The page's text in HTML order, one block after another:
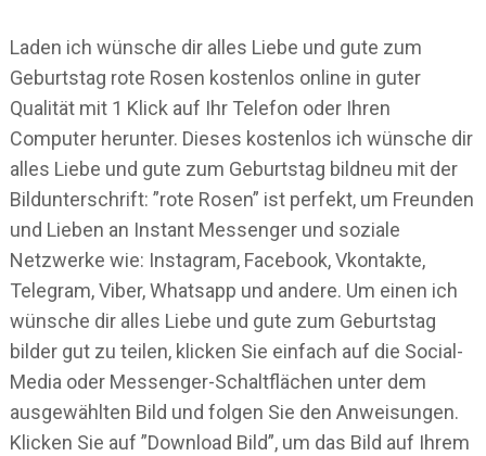
Laden ich wünsche dir alles Liebe und gute zum
Geburtstag rote Rosen kostenlos online in guter
Qualität mit 1 Klick auf Ihr Telefon oder Ihren
Computer herunter. Dieses kostenlos ich wünsche dir
alles Liebe und gute zum Geburtstag bildneu mit der
Bildunterschrift: ”rote Rosen” ist perfekt, um Freunden
und Lieben an Instant Messenger und soziale
Netzwerke wie: Instagram, Facebook, Vkontakte,
Telegram, Viber, Whatsapp und andere. Um einen ich
wünsche dir alles Liebe und gute zum Geburtstag
bilder gut zu teilen, klicken Sie einfach auf die Social-
Media oder Messenger-Schaltflächen unter dem
ausgewählten Bild und folgen Sie den Anweisungen.
Klicken Sie auf ”Download Bild”, um das Bild auf Ihrem